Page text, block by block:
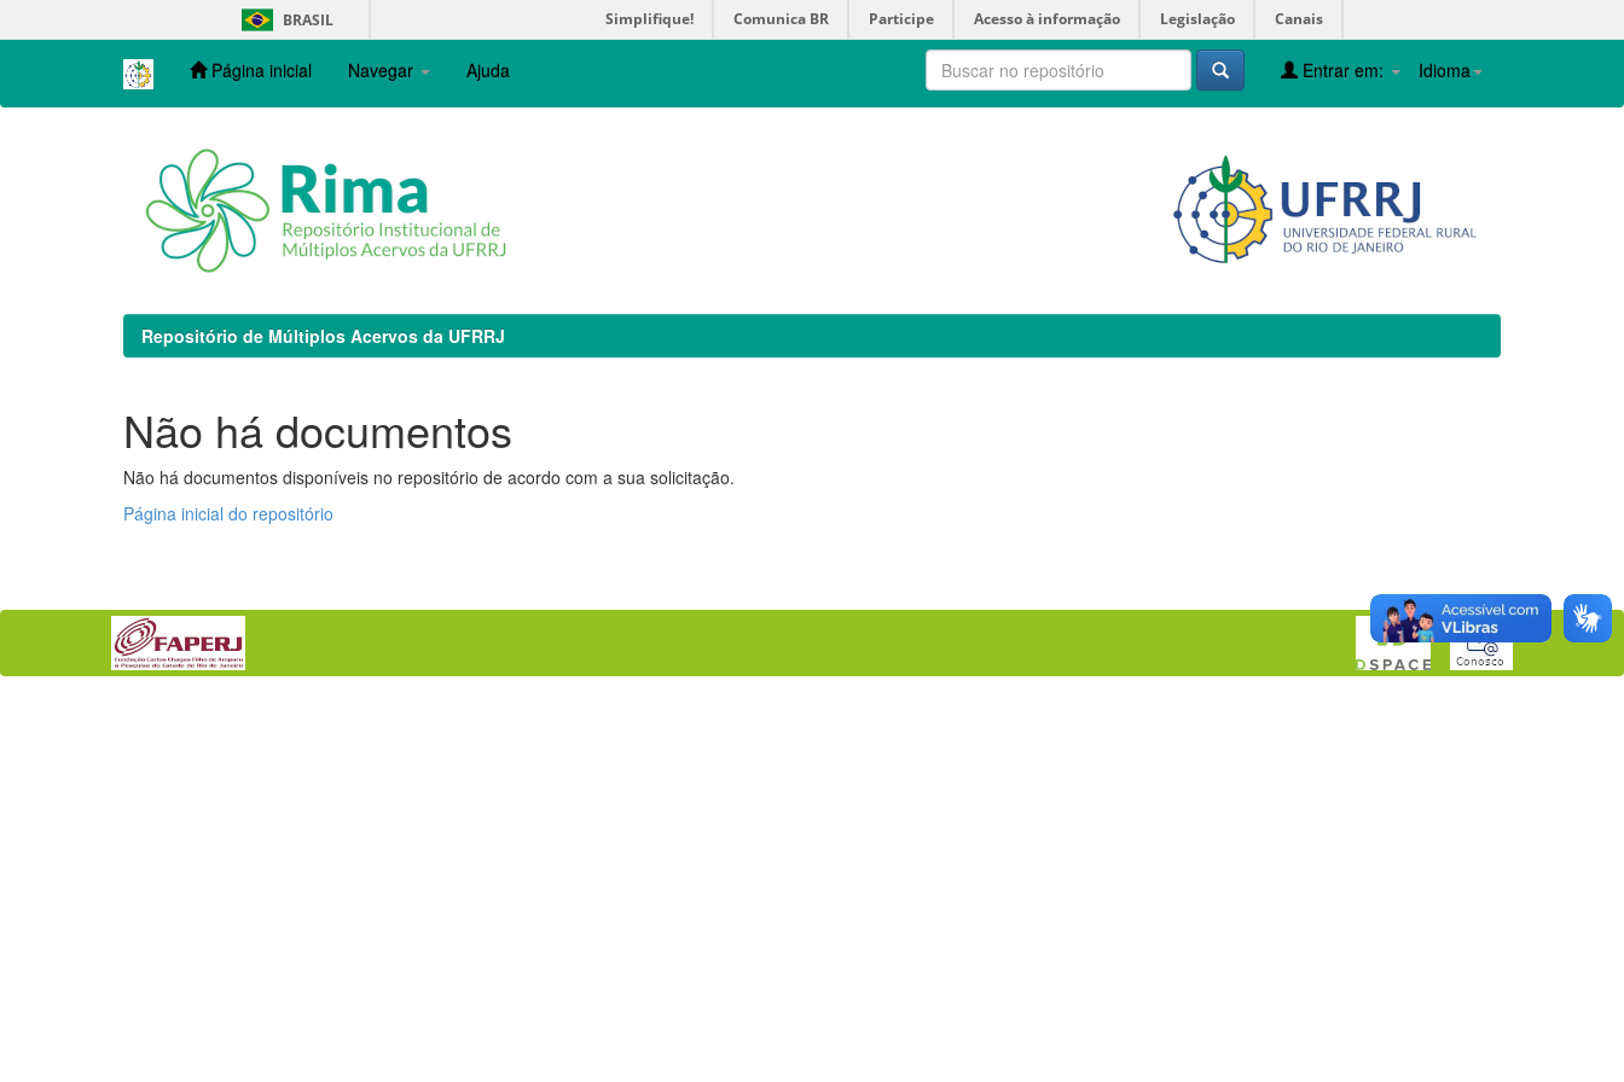
navigation
BRASIL Simplifique! Comunica BR Participe Acesso à informação Legislação Canais
Página inicial Navegar Ajuda Idioma
Entrar em:
Repositório de Múltiplos Acervos da UFRRJ
Não há documentos
Não há documentos disponíveis no repositório de acordo com a sua solicitação.
Página inicial do repositório